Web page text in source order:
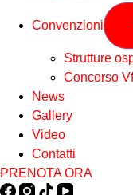
Convenzioni
Strutture
Concorso
News
Gallery
Video
Contatti
PRENOTA ORA